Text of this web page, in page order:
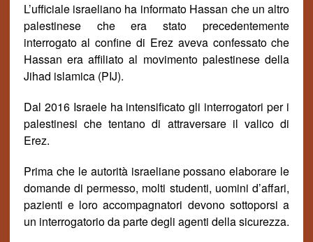
L’ufficiale israeliano ha informato Hassan che un altro
palestinese che era stato precedentemente
interrogato al confine di Erez aveva confessato che
Hassan era affiliato al movimento palestinese della
Jihad islamica (PIJ).
Dal 2016 Israele ha intensificato gli interrogatori per i
palestinesi che tentano di attraversare il valico di
Erez.
Prima che le autorità israeliane possano elaborare le
domande di permesso, molti studenti, uomini d’affari,
pazienti e loro accompagnatori devono sottoporsi a
un interrogatorio da parte degli agenti della sicurezza.